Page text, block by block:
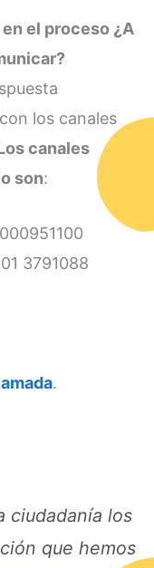
el proceso ¿A
los canales
canales
son:
3791088
.
ciudadanía los
que hemos